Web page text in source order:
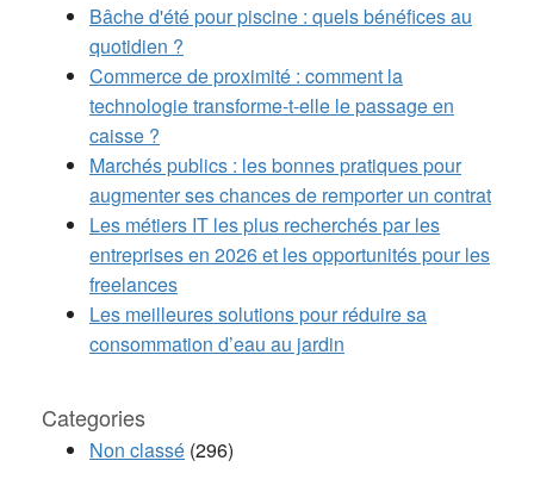
Bâche d'été pour piscine : quels bénéfices au
quotidien ?
Commerce de proximité : comment la
technologie transforme-t-elle le passage en
caisse ?
Marchés publics : les bonnes pratiques pour
augmenter ses chances de remporter un contrat
Les métiers IT les plus recherchés par les
entreprises en 2026 et les opportunités pour les
freelances
Les meilleures solutions pour réduire sa
consommation d’eau au jardin
Categories
Non classé (296)